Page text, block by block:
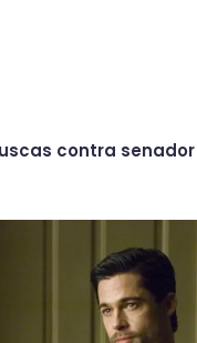
contra